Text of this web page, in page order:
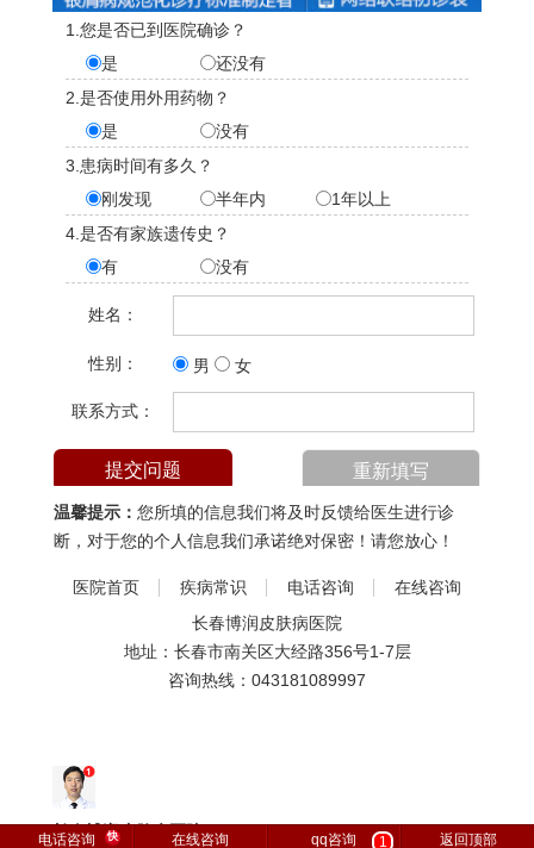
1.您是否已到医院确诊？
是
还没有
2.是否使用外用药物？
是
没有
3.患病时间有多久？
刚发现
半年内
1年以上
4.是否有家族遗传史？
有
没有
姓名：
性别： 男 女
联系方式：
温馨提示： 您所填的信息我们将及时反馈给医生进行诊
断，对于您的个人信息我们承诺绝对保密！请您放心！
医院首页 疾病常识 电话咨询
在线咨询
长春博润皮肤病医院
地址：长春市南关区大经路356号1-7层
咨询热线： 043181089997
电话咨询 快 在线咨询 qq咨询 1 返回顶部
长春博润皮肤病医院